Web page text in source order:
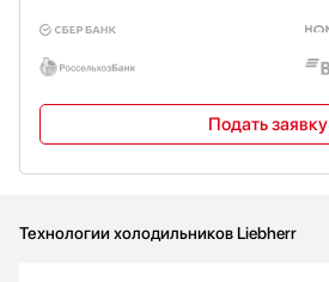
Подать заявку
Технологии холодильников Liebherr